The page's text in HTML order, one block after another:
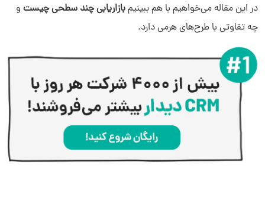
در این مقاله می‌خواهیم با هم ببینیمبازاریابی چند سطحی چیست و
چه تفاوتی با طرح‌های هرمی دارد.